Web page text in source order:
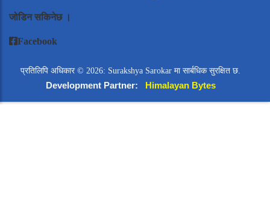
जोडिन सकिनेछ ।
Facebook
प्रतिलिपि अधिकार © 2026: Surakshya Sarokar मा सार्बधिक सुरक्षित छ.
Development Partner: Himalayan Bytes